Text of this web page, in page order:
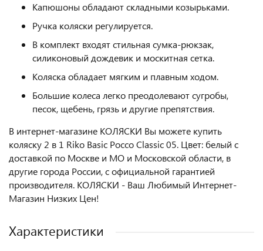
Капюшоны обладают складными козырьками.
Ручка коляски регулируется.
В комплект входят стильная сумка-рюкзак,
силиконовый дождевик и москитная сетка.
Коляска обладает мягким и плавным ходом.
Большие колеса легко преодолевают сугробы,
песок, щебень, грязь и другие препятствия.
В интернет-магазине КОЛЯСКИ Вы можете купить
коляску 2 в 1 Riko Basic Pocco Classic 05. Цвет: белый с
доставкой по Москве и МО и Московской области, в
другие города России, с официальной гарантией
производителя. КОЛЯСКИ - Ваш Любимый Интернет-
Магазин Низких Цен!
Характеристики